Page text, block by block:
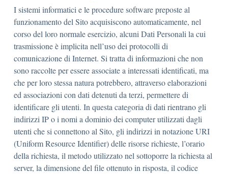
I sistemi informatici e le procedure software preposte al
funzionamento del Sito acquisiscono automaticamente, nel
corso del loro normale esercizio, alcuni Dati Personali la cui
trasmissione è implicita nell’uso dei protocolli di
comunicazione di Internet. Si tratta di informazioni che non
sono raccolte per essere associate a interessati identificati, ma
che per loro stessa natura potrebbero, attraverso elaborazioni
ed associazioni con dati detenuti da terzi, permettere di
identificare gli utenti. In questa categoria di dati rientrano gli
indirizzi IP o i nomi a dominio dei computer utilizzati dagli
utenti che si connettono al Sito, gli indirizzi in notazione URI
(Uniform Resource Identifier) delle risorse richieste, l’orario
della richiesta, il metodo utilizzato nel sottoporre la richiesta al
server, la dimensione del file ottenuto in risposta, il codice